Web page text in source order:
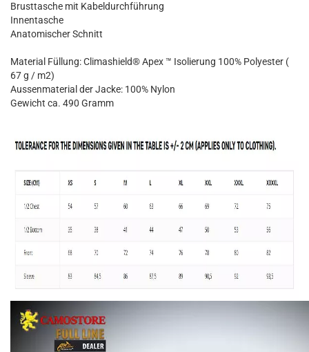
Brusttasche mit Kabeldurchführung
Innentasche
Anatomischer Schnitt
Material Füllung: Climashield® Apex ™ Isolierung 100% Polyester (
67 g / m2)
Aussenmaterial der Jacke: 100% Nylon
Gewicht ca. 490 Gramm